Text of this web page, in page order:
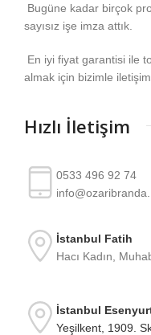
Bugüne kadar birçok
sayısız işe imza attık.
En iyi fiyat garantisi ile
almak için bizimle
Hızlı İletişim
0533 496 92 74
İstanbul Fatih
Hacı Kadın,
İstanbul
Yeşilkent, 1909.